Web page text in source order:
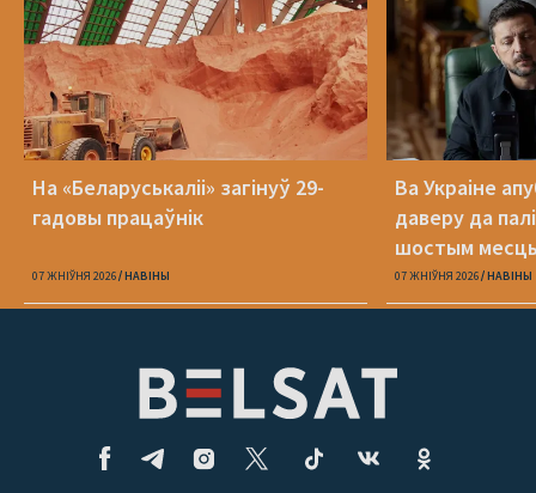
На «Беларуськаліі» загінуў 29-
гадовы працаўнік
07 ЖНІЎНЯ 2026 НАВІНЫ
Ва Украіне
даверу да
шостым
07 ЖНІЎНЯ 2026 НАВІНЫ